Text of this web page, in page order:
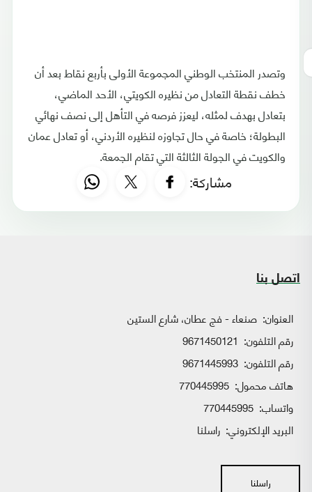
وتصدر المنتخب الوطني المجموعة الأولى بأربع نقاط بعد أن
خطف نقطة التعادل من نظيره الكويتي، الأحد الماضي،
بتعادل بهدف لمثله، ليعزز فرصه في التأهل إلى نصف نهائي
البطولة؛ خاصة في حال تجاوزه لنظيره الأردني، أو تعادل عمان
والكويت في الجولة الثالثة التي تقام الجمعة.
مشاركة:
اتصل بنا
العنوان: صنعاء - فج عطان، شارع الستين
رقم التلفون: 9671450121
رقم التلفون: 9671445993
هاتف محمول: 770445995
واتساب:
البريد الإلكتروني: راسلنا
راسلنا